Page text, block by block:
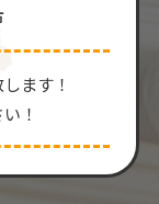
ます！
！